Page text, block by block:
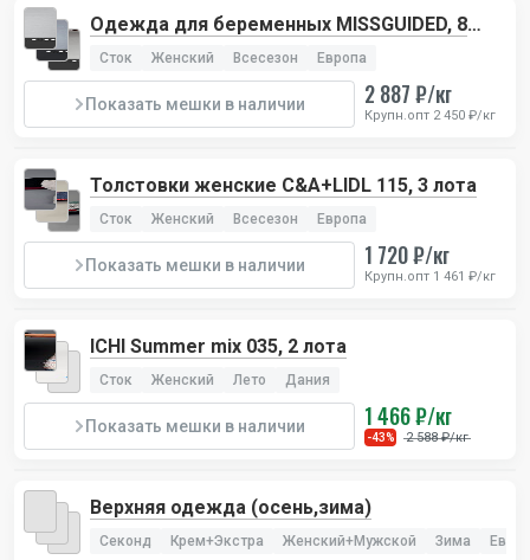
Одежда для беременных MISSGUIDED, 8
лотов
Сток Женский Всесезон Европа
Показать мешки в наличии 2 887 ₽/кг
Крупн.опт 2 450 ₽/кг
Толстовки женские C&A+LIDL 115, 3 лота
Сток Женский Всесезон Европа
Показать мешки в наличии 1 720 ₽/кг
Крупн.опт 1 461 ₽/кг
ICHI Summer mix 035, 2 лота
Сток Женский Лето Дания
Показать мешки в наличии 1 466 ₽/кг
-43% 2 588 ₽/кг
Верхняя одежда (осень,зима)
Секонд Крем+Экстра Женский+Мужской Зима